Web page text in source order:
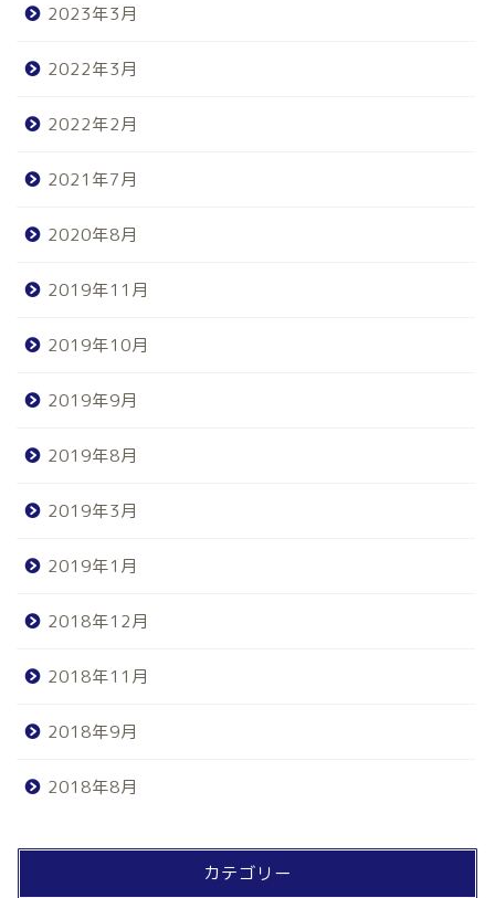
2023年3月
2022年3月
2022年2月
2021年7月
2020年8月
2019年11月
2019年10月
2019年9月
2019年8月
2019年3月
2019年1月
2018年12月
2018年11月
2018年9月
2018年8月
カテゴリー